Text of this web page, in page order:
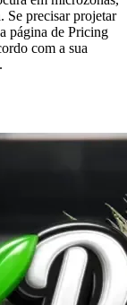
Se precisar projetar
página de Pricing
com a sua